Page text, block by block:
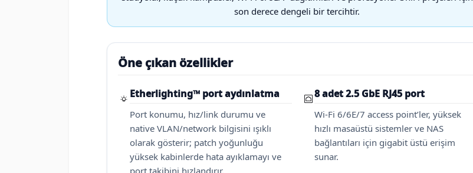
son derece dengeli bir tercihtir.
Öne çıkan özellikler
Etherlighting™ port aydınlatma
Port konumu, hız/link durumu ve
native VLAN/network bilgisini ışıklı
olarak gösterir; patch yoğunluğu
yüksek kabinlerde hata ayıklamayı ve
port takibini hızlandırır.
8 adet 2.5 GbE RJ45 port
Wi-Fi 6/6E/7 access point’ler, yüksek
hızlı masaüstü sistemler ve NAS
bağlantıları için gigabit üstü erişim
sunar.